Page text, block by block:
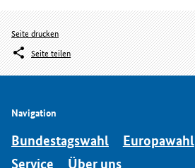
Seite drucken
Seite teilen
Navigation
Bundestagswahl Europawahl
Service
Über uns